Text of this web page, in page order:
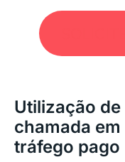
Utilização
chamada
tráfego pago